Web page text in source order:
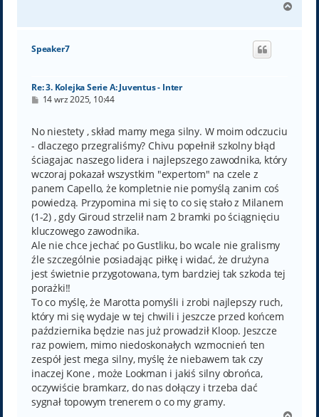
g
Speaker7
Re: 3. Kolejka Serie A: Juventus - Inter
P
t
14 wrz 2025, 10:44
No niestety , skład mamy mega silny. W moim odczuciu
- dlaczego przegraliśmy? Chivu popełnił szkolny błąd
ściagajac naszego lidera i najlepszego zawodnika, który
wczoraj pokazał wszystkim "expertom" na czele z
panem Capello, że kompletnie nie pomyślą zanim coś
powiedzą. Przypomina mi się to co się stało z Milanem
(1-2) , gdy Giroud strzelił nam 2 bramki po ściągnięciu
kluczowego zawodnika.
Ale nie chce jechać po Gustliku, bo wcale nie gralismy
źle szczególnie posiadając piłkę i widać, że drużyna
jest świetnie przygotowana, tym bardziej tak szkoda tej
porażki!!
To co myślę, że Marotta pomyśli i zrobi najlepszy ruch,
który mi się wydaje w tej chwili i jeszcze przed końcem
października będzie nas już prowadził Kloop. Jeszcze
raz powiem, mimo niedoskonałych wzmocnień ten
zespół jest mega silny, myślę że niebawem tak czy
inaczej Kone , może Lookman i jakiś silny obrońca,
oczywiście bramkarz, do nas dołączy i trzeba dać
sygnał topowym trenerem o co my gramy.